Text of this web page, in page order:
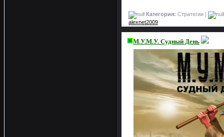
Категория: Стратегии |
alexnet2009
М.У.М.У. Судный День